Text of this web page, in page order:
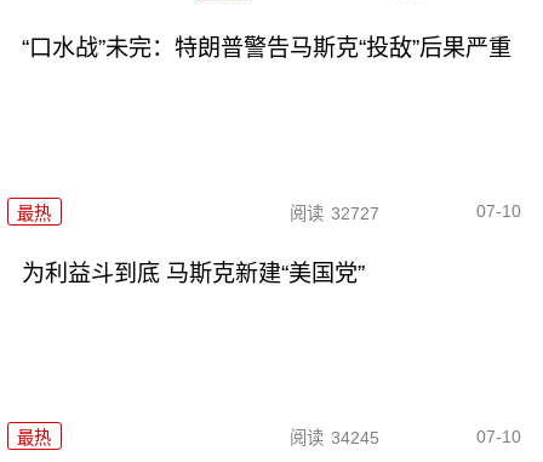
“口水战”未完：特朗普警告马斯克“投敌”后果严重
最热 阅读 32727 07-10
为利益斗到底 马斯克新建“美国党”
最热 阅读 34245 07-10